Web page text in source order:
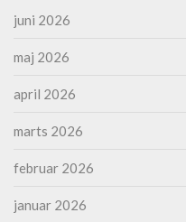
juni 2026
maj 2026
april 2026
marts 2026
februar 2026
januar 2026